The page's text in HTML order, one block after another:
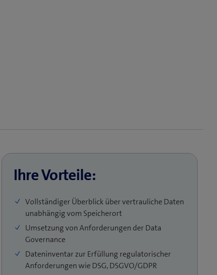
Ihre Vorteile:
Vollständiger Überblick über vertrauliche Daten
unabhängig vom Speicherort
Umsetzung von Anforderungen der Data
Governance
Dateninventar zur Erfüllung regulatorischer
Anforderungen wie DSG, DSGVO/GDPR